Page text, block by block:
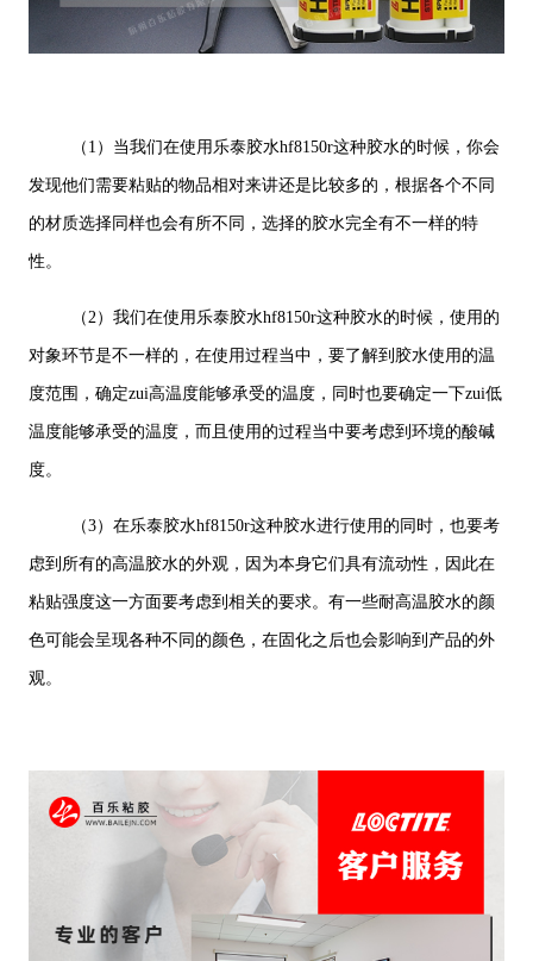
（1）当我们在使用乐泰胶水hf8150r这种胶水的时候，你会
发现他们需要粘贴的物品相对来讲还是比较多的，根据各个不同
的材质选择同样也会有所不同，选择的胶水完全有不一样的特
性。
（2）我们在使用乐泰胶水hf8150r这种胶水的时候，使用的
对象环节是不一样的，在使用过程当中，要了解到胶水使用的温
度范围，确定zui高温度能够承受的温度，同时也要确定一下zui低
温度能够承受的温度，而且使用的过程当中要考虑到环境的酸碱
度。
（3）在乐泰胶水hf8150r这种胶水进行使用的同时，也要考
虑到所有的高温胶水的外观，因为本身它们具有流动性，因此在
粘贴强度这一方面要考虑到相关的要求。有一些耐高温胶水的颜
色可能会呈现各种不同的颜色，在固化之后也会影响到产品的外
观。